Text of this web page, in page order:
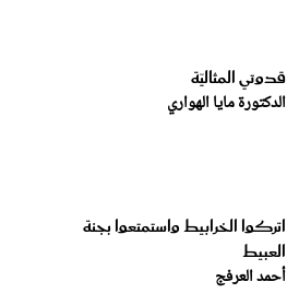
قدوتي المثاليّة
الدكتورة مايا الهواري
اتركوا الخرابيط واستمتعوا بجنة
العبيط
أحمد العرفج